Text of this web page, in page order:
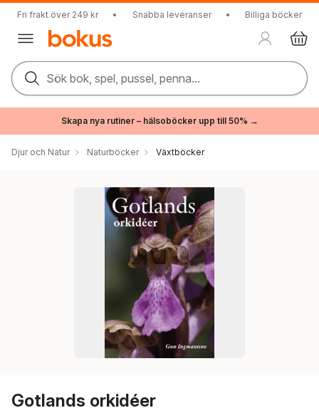
Fri frakt över 249 kr • Snabba leveranser • Billiga böcker
Sök bok, spel, pussel, penna...
Skapa nya rutiner – hälsoböcker upp till 50% →
Djur och Natur Naturböcker Växtböcker
Gotlands orkidéer